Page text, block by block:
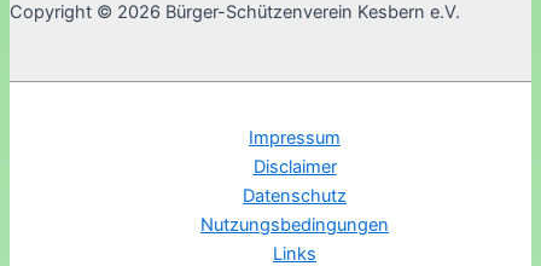
Copyright © 2026 Bürger-Schützenverein Kesbern e.V.
Impressum
Disclaimer
Datenschutz
Nutzungsbedingungen
Links